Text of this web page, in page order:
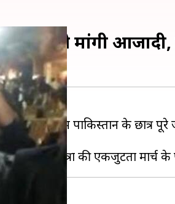
सरकार से मांगी
हो रहा है जिसमें पाकिस्तान के